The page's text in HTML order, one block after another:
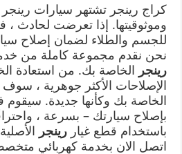
كراج رينجر تشتهر سيارات رينجر
وموثوقيتها. إذا تعرضت لحادث ،
للجسم والطلاء لضمان إصلاح
نحن نقدم مجموعة كاملة من
رينجر الخاصة بك. من استعادة
الإصلاحات الأكثر جوهرية ،
الخاصة بك وكأنها جديدة.
بإصلاح سيارتك – بسرعة ،
باستخدام قطع غياررينجر
اتصل الان بخدمة كهربائي